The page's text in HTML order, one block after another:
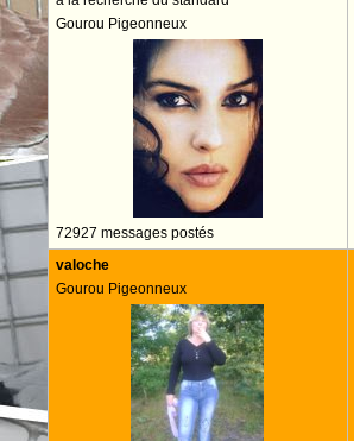
Gourou Pigeonneux
72927 messages postés
valoche
Gourou Pigeonneux